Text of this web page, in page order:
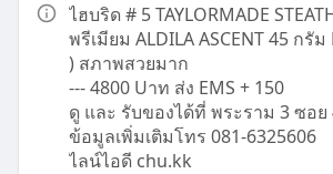
ไฮบริด # 5 TAYLORMADE
พรีเมียม ALDILA ASCENT 45 กรัม
) สภาพสวยมาก
--- 4800 Uาท ส่ง EMS + 150
ดู และ รับของได้ที่ พระราม 3 ซอย
ข้อมูลเพิ่มเติมโทร 081-6325606
ไลน์ไอดี chu.kk